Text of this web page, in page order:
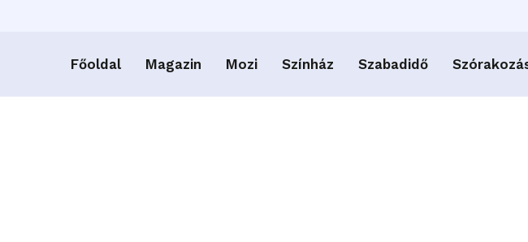
Főoldal Magazin Mozi Színház Szabadidő